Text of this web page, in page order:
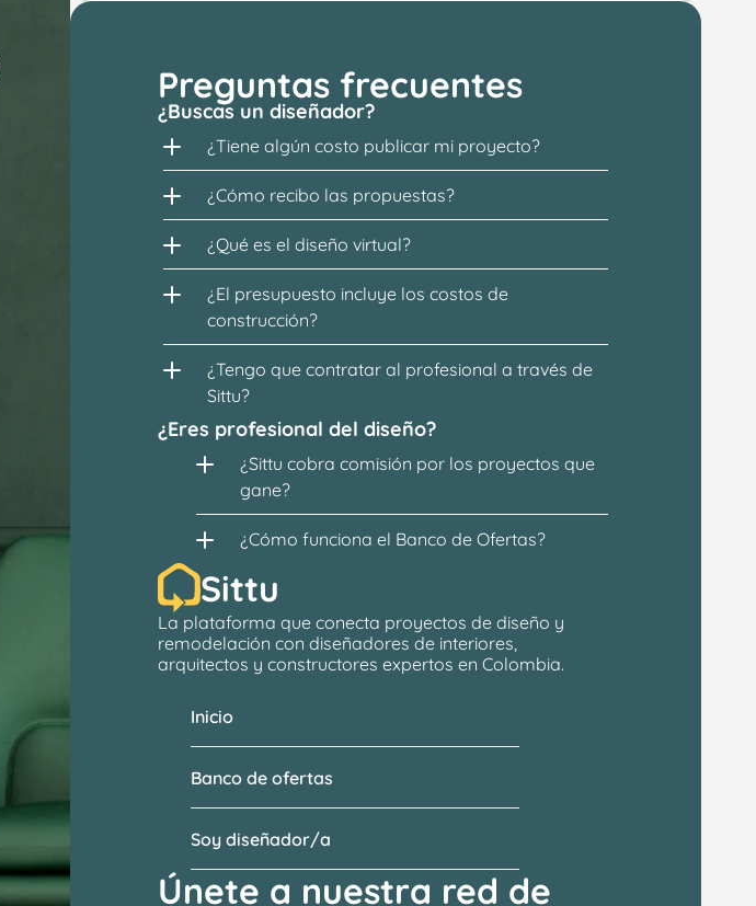
Preguntas frecuentes
¿Buscas un diseñador?
¿Tiene algún costo publicar mi proyecto?
¿Cómo recibo las propuestas?
¿Qué es el diseño virtual?
¿El presupuesto incluye los costos de
construcción?
¿Tengo que contratar al profesional a través de
Sittu?
¿Eres profesional del diseño?
¿Sittu cobra comisión por los proyectos que
gane?
¿Cómo funciona el Banco de Ofertas?
Sittu
La plataforma que conecta proyectos de diseño y
remodelación con diseñadores de interiores,
arquitectos y constructores expertos en Colombia.
Banco de ofertas
Soy diseñador/a
Inicio
Únete a nuestra red de